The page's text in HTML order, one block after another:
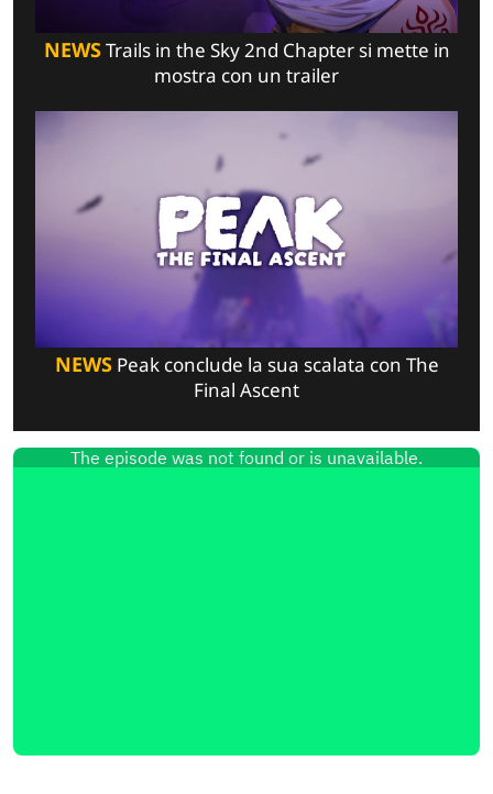
NEWSTrails in the Sky 2nd Chapter si mette in
mostra con un trailer
NEWSPeak conclude la sua scalata con The
Final Ascent